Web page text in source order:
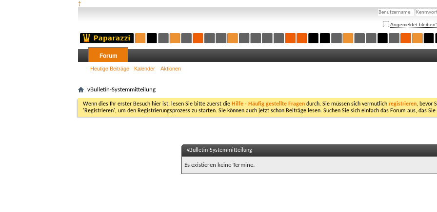
†
Angemeldet
Forum
Heutige Beiträge Kalender Aktionen
vBulletin-Systemmitteilung
Wenn dies Ihr erster Besuch hier ist, lesen Sie bitte zuerst die Hilfe - Häufig gestellte Fragen durch. Sie müssen sich vermutlich registrieren, bevor
'Registrieren', um den Registrierungsprozess zu starten. Sie können auch jetzt schon Beiträge lesen. Suchen Sie sich einfach das Forum aus, das
vBulletin-Systemmitteilung
Es existieren keine Termine.